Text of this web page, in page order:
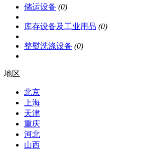
储运设备 (0)
库存设备及工业用品 (0)
整熨洗涤设备 (0)
地区
北京
上海
天津
重庆
河北
山西